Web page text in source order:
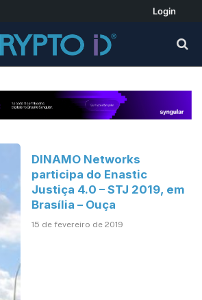
Login
DINAMO Networks
participa do Enastic
Justiça 4.0 – STJ 2019, em
Brasília – Ouça
15 de fevereiro de 2019